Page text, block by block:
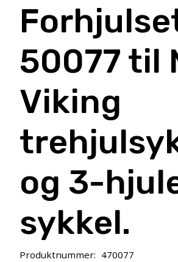
50077 til
Viking
og 3-
sykkel.
Produktnummer: 470077